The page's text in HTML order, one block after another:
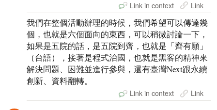
Link in context Link
我們在整個活動辦理的時候，我們希望可以傳達幾
個，也就是六個面向的東西，可以稍微討論一下，
如果是五院的話，是五院到齊，也就是「齊有願」
（台語），接著是程式治國，也就是黑客的精神來
解決問題、困難並進行參與，還有臺灣Next跟永續
創新、資料翻轉。
Link in context Link